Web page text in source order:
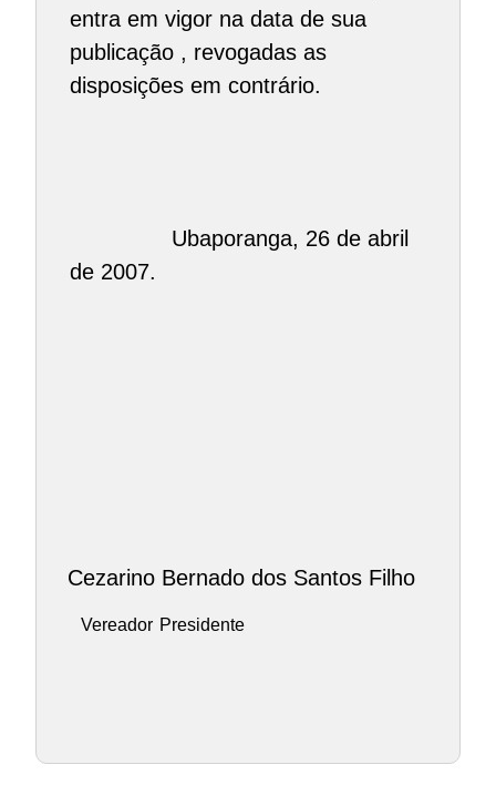
entra em vigor na data de sua
publicação , revogadas as
disposições em contrário.
Ubaporanga, 26 de abril
de 2007.
Cezarino Bernado dos Santos Filho
Vereador Presidente